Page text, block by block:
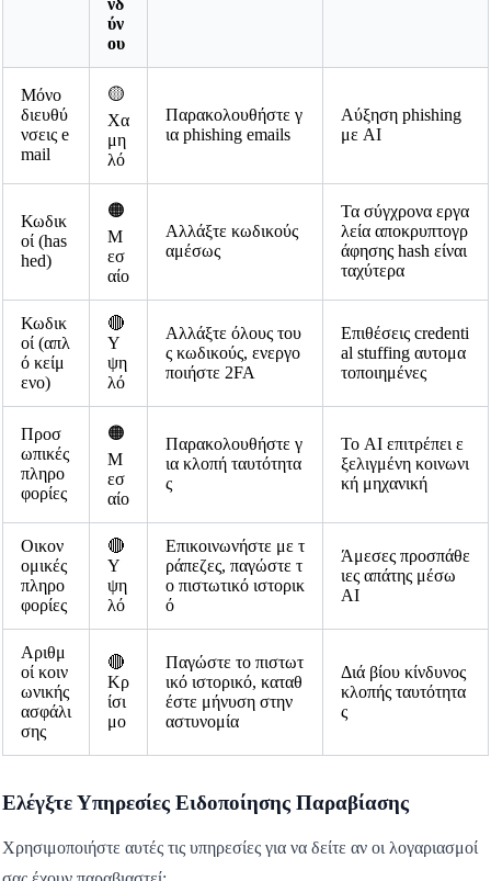
ύν
ου
Μόνο
διευθύ
νσεις e
mail
🟡
Χα
μη
λό
Παρακολουθήστε γ
ια phishing emails
Αύξηση phishing
με AI
Κωδικ
οί (has
hed)
🟠
Μ
εσ
αίο
Αλλάξτε κωδικούς
αμέσως
Τα σύγχρονα εργα
λεία αποκρυπτογρ
άφησης hash είναι
ταχύτερα
Κωδικ
οί (απλ
ό κείμ
ενο)
🔴
Υ
ψη
λό
Αλλάξτε όλους του
ς κωδικούς, ενεργο
ποιήστε 2FA
Επιθέσεις credenti
al stuffing αυτομα
τοποιημένες
Προσ
ωπικές
πληρο
φορίες
🟠
Μ
εσ
αίο
Παρακολουθήστε γ
ια κλοπή ταυτότητα
ς
Το AI επιτρέπει ε
ξελιγμένη κοινωνι
κή μηχανική
Οικον
ομικές
πληρο
φορίες
🔴
Υ
ψη
λό
Επικοινωνήστε με τ
ράπεζες, παγώστε τ
ο πιστωτικό ιστορικ
ό
Άμεσες προσπάθε
ιες απάτης μέσω
AI
Αριθμ
οί κοιν
ωνικής
ασφάλι
σης
🔴
Κρ
ίσι
μο
Παγώστε το πιστωτ
ικό ιστορικό, καταθ
έστε μήνυση στην
αστυνομία
Διά βίου κίνδυνος
κλοπής ταυτότητα
ς
Ελέγξτε Υπηρεσίες Ειδοποίησης Παραβίασης
Χρησιμοποιήστε αυτές τις υπηρεσίες για να δείτε αν οι λογαριασμοί